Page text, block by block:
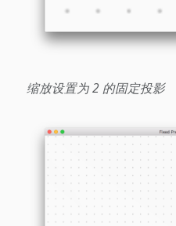
缩放设置为 2 的固定投影